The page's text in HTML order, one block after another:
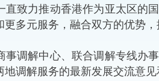
直致力推动香港作为亚太区的
多元服务，融合双方的优势，
事调解中心、联合调解专线办
调解服务的最新发展交流意见